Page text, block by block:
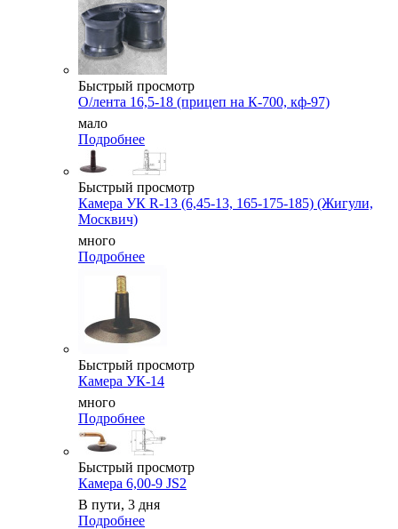
Быстрый просмотр
О/лента 16,5-18 (прицеп на К-700, кф-97)
мало
Подробнее
Быстрый просмотр
Камера УК R-13 (6,45-13, 165-175-185) (Жигули,
Москвич)
много
Подробнее
Быстрый просмотр
Камера УК-14
много
Подробнее
Быстрый просмотр
Камера 6,00-9 JS2
В пути, 3 дня
Подробнее